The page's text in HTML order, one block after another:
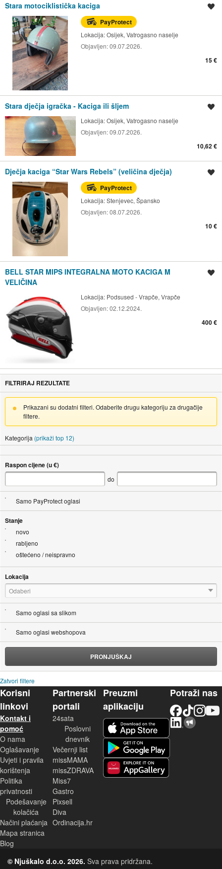
Stara motociklistička kaciga
PayProtect
Lokacija:Osijek, Vatrogasno naselje
Objavljen:09.07.2026.
15 €
Stara dječja igračka - Kaciga ili šljem
Lokacija:Osijek, Vatrogasno naselje
Objavljen:09.07.2026.
10,62 €
Dječja kaciga “Star Wars Rebels” (veličina dječja)
PayProtect
Lokacija:Stenjevec, Špansko
Objavljen:08.07.2026.
10 €
BELL STAR MIPS INTEGRALNA MOTO KACIGA M
VELIČINA
Lokacija: Podsused - Vrapče, Vrapče
Objavljen:02.12.2024.
400 €
FILTRIRAJ REZULTATE
Prikazani su dodatni filteri. Odaberite drugu kategoriju za drugačije
filtere.
Kategorija (prikaži top 12)
Raspon cijene (u €)
do
Samo PayProtect oglasi
Stanje
novo
rabljeno
oštećeno / neispravno
Lokacija
Odaberi
Samo oglasi sa slikom
Samo oglasi webshopova
PRONJUŠKAJ
Zatvori filtere
Korisni
linkovi
Kontakt i
pomoć
O nama
Oglašavanje
Uvjeti i pravila
korištenja
Politika
privatnosti
Podešavanje
kolačića
Načini plaćanja
Mapa stranica
Blog
Partnerski
portali
24sata
Poslovni
dnevnik
Večernji list
missMAMA
missZDRAVA
Miss7
Gastro
Pixsell
Diva
Ordinacija.hr
Preuzmi
aplikaciju
Potraži nas
© Njuškalo d.o.o. 2026. Sva prava pridržana.